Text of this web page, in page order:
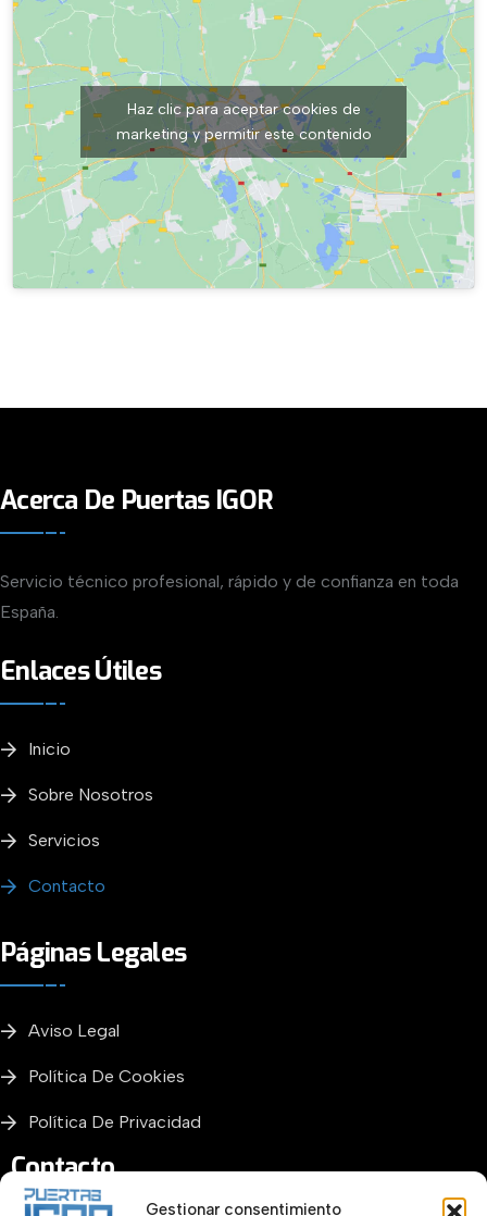
Gestionar consentimiento
Haz clic para aceptar cookies de
marketing y permitir este contenido
Acerca De Puertas IGOR
Servicio técnico profesional, rápido y de confianza en toda
España.
Enlaces Útiles
Inicio
Sobre Nosotros
Servicios
Contacto
Páginas Legales
Aviso Legal
Política De Cookies
Política De Privacidad
Contacto